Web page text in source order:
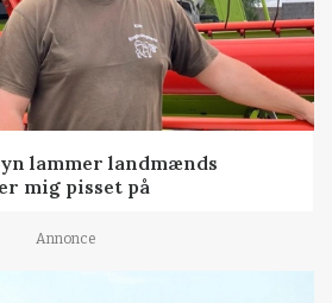
lammer landmænds
mig pisset på
Annonce